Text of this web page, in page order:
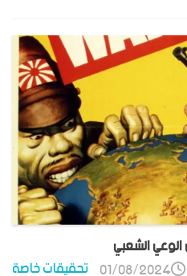
الوعي الشعبي
تحقيقات خاصة